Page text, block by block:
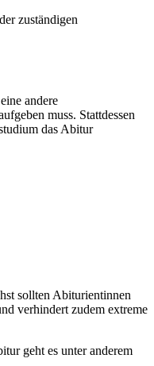
zuständigen
andere
muss. Stattdessen
das Abitur
sollten Abiturientinnen
verhindert zudem extreme
geht es unter anderem